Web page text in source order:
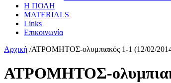
Η ΠΟΛΗ
MATERIALS
Links
Επικοινωνία
Αρχική /ΑΤΡΟΜΗΤΟΣ-ολυμπιακός 1-1 (12/02/
ΑΤΡΟΜΗΤΟΣ-